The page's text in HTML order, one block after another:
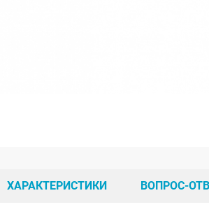
ХАРАКТЕРИСТИКИ ВОПРОС-